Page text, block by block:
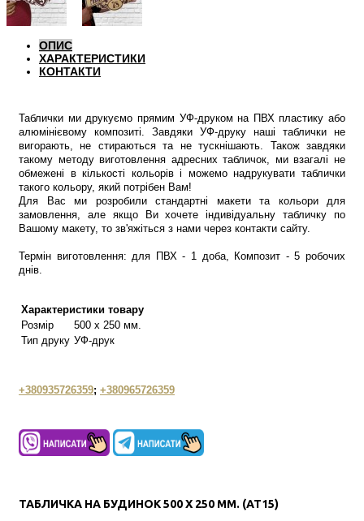
ОПИС
ХАРАКТЕРИСТИКИ
КОНТАКТИ
Таблички ми друкуємо прямим УФ-друком на ПВХ пластику або
алюмінієвому композиті. Завдяки УФ-друку наші таблички не
вигорають, не стираються та не тускнішають. Також завдяки
такому методу виготовлення адресних табличок, ми взагалі не
обмежені в кількості кольорів і можемо надрукувати таблички
такого кольору, який потрібен Вам!
Для Вас ми розробили стандартні макети та кольори для
замовлення, але якщо Ви хочете індивідуальну табличку по
Вашому макету, то зв'яжіться з нами через контакти сайту.
Термін виготовлення: для ПВХ - 1 доба, Композит - 5 робочих
днів.
Характеристики товару
Розмір
500 х 250 мм.
Тип друку УФ-друк
+380935726359; +380965726359
ТАБЛИЧКА НА БУДИНОК 500 Х 250 ММ. (AT15)